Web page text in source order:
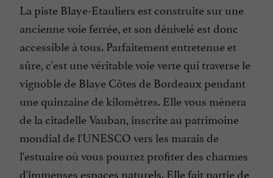
La piste Blaye-Etauliers est construite sur une
ancienne voie ferrée, et son dénivelé est donc
accessible à tous. Parfaitement entretenue et
sûre, c'est une véritable voie verte qui traverse le
vignoble de Blaye Côtes de Bordeaux pendant
une quinzaine de kilomètres. Elle vous mènera
de la citadelle Vauban, inscrite au patrimoine
mondial de l'UNESCO vers les marais de
l'estuaire où vous pourrez profiter des charmes
d'immenses espaces naturels. Elle fait partie de